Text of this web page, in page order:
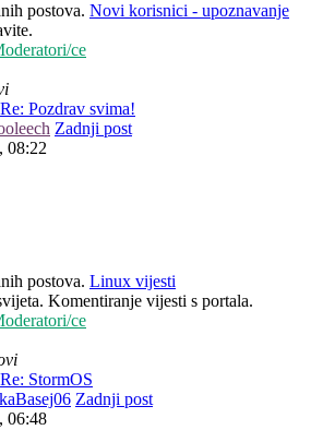
Novi korisnici - upoznavanje
ce
Re: Pozdrav svima!
Zadnji post
08:22
Linux vijesti
Komentiranje vijesti s portala.
ce
Re: StormOS
Zadnji post
06:48